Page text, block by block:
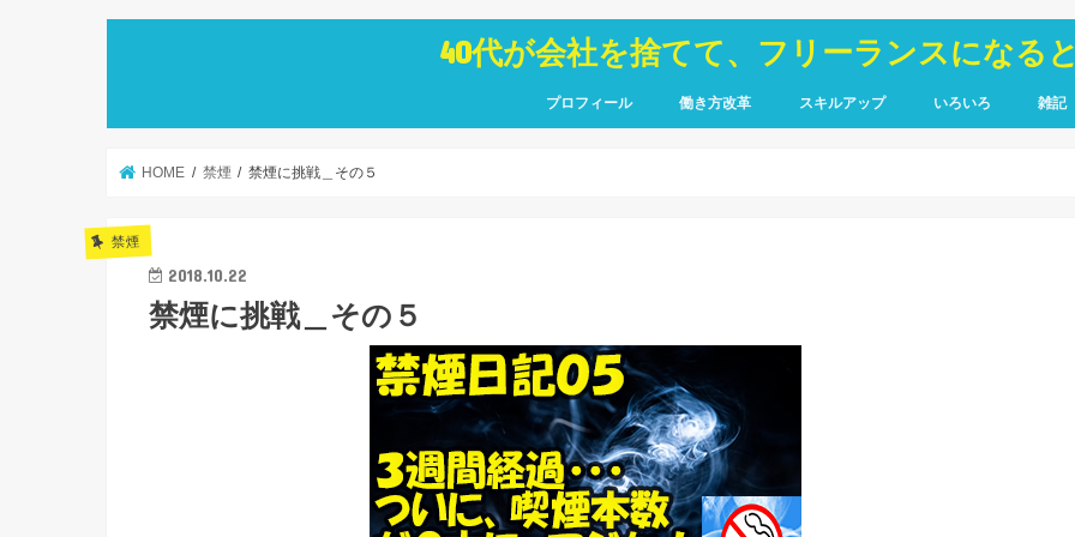
40代が会社を捨てて、フリーランスになる
プロフィール 働き方改革 スキルアップ いろいろ 雑記
HOME 禁煙 禁煙に挑戦＿その５
禁煙
2018.10.22
禁煙に挑戦＿その５